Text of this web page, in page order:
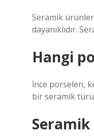
Seramik ürünler
dayanıklıdır.
Hangi
İnce porselen,
bir seramik